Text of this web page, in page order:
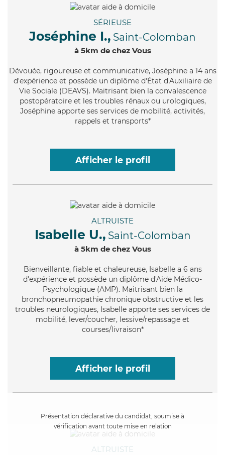
SÉRIEUSE
Joséphine I., Saint-Colomban
à 5km de chez Vous
Dévouée, rigoureuse et communicative, Joséphine a 14 ans
d'expérience et possède un diplôme d'État d'Auxiliaire de
Vie Sociale (DEAVS). Maitrisant bien la convalescence
postopératoire et les troubles rénaux ou urologiques,
Joséphine apporte ses services de mobilité, activités,
rappels et transports*
Afficher le profil
ALTRUISTE
Isabelle U., Saint-Colomban
à 5km de chez Vous
Bienveillante, fiable et chaleureuse, Isabelle a 6 ans
d'expérience et possède un diplôme d'Aide Médico-
Psychologique (AMP). Maitrisant bien la
bronchopneumopathie chronique obstructive et les
troubles neurologiques, Isabelle apporte ses services de
mobilité, lever/coucher, lessive/repassage et
courses/livraison*
Afficher le profil
Présentation déclarative du candidat, soumise à
vérification avant toute mise en relation
ALTRUISTE